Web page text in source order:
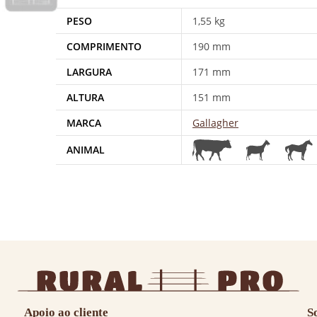
PESO
1,55 kg
COMPRIMENTO
190 mm
LARGURA
171 mm
ALTURA
151 mm
MARCA
Gallagher
ANIMAL
Apoio ao cliente